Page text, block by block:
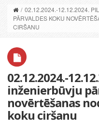
/ 02.12.2024.-12.12.2024.
PĀRVALDES KOKU
CIRŠANU
02.12.2024.-
inženierbūvju
novērtēšanas
koku ciršanu